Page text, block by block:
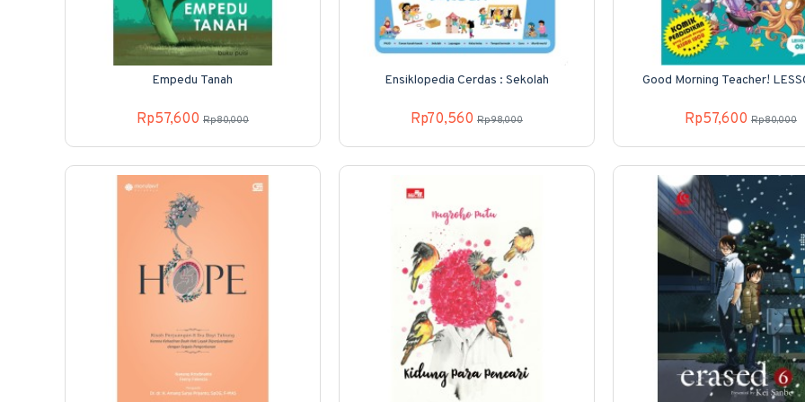
Empedu Tanah
Rp57,600 Rp80,000
Ensiklopedia Cerdas : Sekolah
Rp70,560 Rp98,000
Good Morning Teacher!
Rp57,600 Rp80,000